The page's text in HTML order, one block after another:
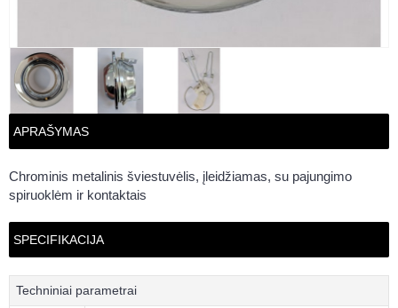
APRAŠYMAS
Chrominis metalinis šviestuvėlis, įleidžiamas, su pajungimo
spiruoklėm ir kontaktais
SPECIFIKACIJA
Techniniai parametrai